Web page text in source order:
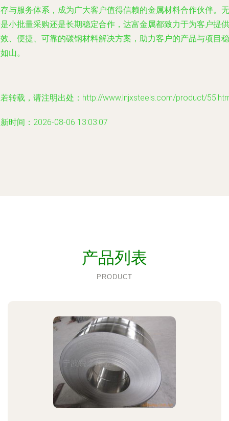
与服务体系，成为广大客户值得信赖的金属材料合作伙伴。无
小批量采购还是长期稳定合作，达富金属都致力于为客户提供
、便捷、可靠的碳钢材料解决方案，助力客户的产品与项目稳
山。
转载，请注明出处：http://www.lnjxsteels.com/product/
时间：2026-08-06 13:03:07
产品列表
PRODUCT